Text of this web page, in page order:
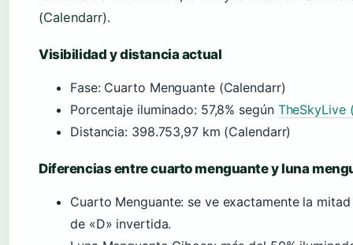
(Calendarr).
Visibilidad y distancia actual
Fase: Cuarto Menguante (Calendarr)
Porcentaje iluminado: 57,8% según TheSkyLive
Distancia: 398.753,97 km (Calendarr)
Diferencias entre cuarto menguante y luna
Cuarto Menguante: se ve exactamente la
de «D» invertida.